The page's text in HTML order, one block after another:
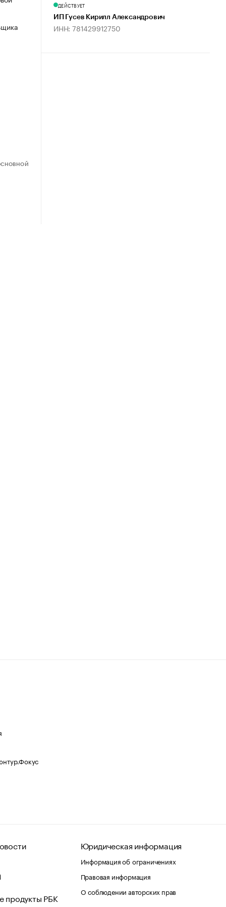
ДЕЙСТВУЕТ
ИП Гусев Кирилл Александрович
ИНН: 781429912750
продукты РБК
Юридическая информация
Информация об ограничениях
Правовая информация
О соблюдении авторских прав